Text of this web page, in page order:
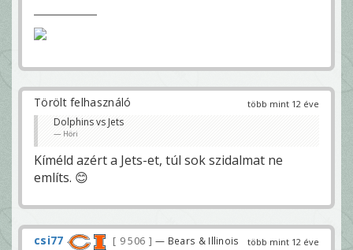
több mint 12 éve
Törölt felhasználó
Dolphins vs Jets
Höri
Kíméld azért a Jets-et, túl sok szidalmat ne
említs. 😊
több mint 12 éve
csi77 9 506
— Bears & Illinois